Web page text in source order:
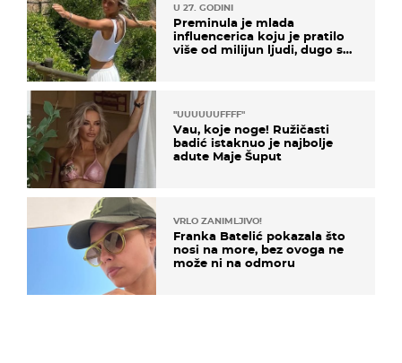
U 27. GODINI
Preminula je mlada
influencerica koju je pratilo
više od milijun ljudi, dugo se
"UUUUUUFFFF"
Vau, koje noge! Ružičasti
badić istaknuo je najbolje
adute Maje Šuput
VRLO ZANIMLJIVO!
Franka Batelić pokazala što
nosi na more, bez ovoga ne
može ni na odmoru